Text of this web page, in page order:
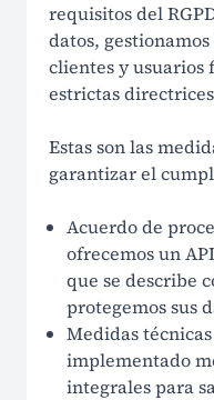
requisitos del
datos,
clientes y usuarios
estrictas
Estas son las
garantizar el
Acuerdo de
ofrecemos un
que se describe
protegemos sus
Medidas
implementado
integrales para